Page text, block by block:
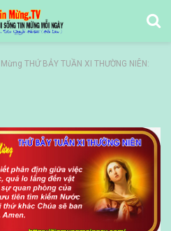
THỨ BẢY TUẦN XI THƯỜNG NIÊN: